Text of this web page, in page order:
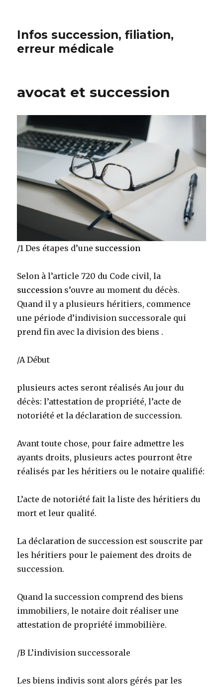
Infos succession, filiation,
erreur médicale
avocat et succession
/1 Des étapes d’une succession
Selon à l’article 720 du Code civil, la
succession s’ouvre au moment du décès.
Quand il y a plusieurs héritiers, commence
une période d’indivision successorale qui
prend fin avec la division des biens .
/A Début
plusieurs actes seront réalisés Au jour du
décès: l’attestation de propriété, l’acte de
notoriété et la déclaration de succession.
Avant toute chose, pour faire admettre les
ayants droits, plusieurs actes pourront être
réalisés par les héritiers ou le notaire qualifié:
L’acte de notoriété fait la liste des héritiers du
mort et leur qualité.
La déclaration de succession est souscrite par
les héritiers pour le paiement des droits de
succession.
Quand la succession comprend des biens
immobiliers, le notaire doit réaliser une
attestation de propriété immobilière.
/B L’indivision successorale
Les biens indivis sont alors gérés par les